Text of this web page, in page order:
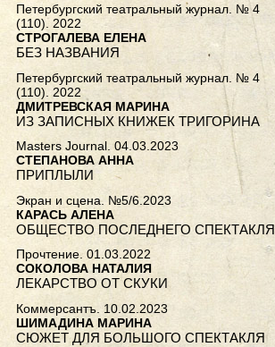
Петербургский театральный журнал. № 4
(110). 2022
СТРОГАЛЕВА ЕЛЕНА
БЕЗ НАЗВАНИЯ
Петербургский театральный журнал. № 4
(110). 2022
ДМИТРЕВСКАЯ МАРИНА
ИЗ ЗАПИСНЫХ КНИЖЕК ТРИГОРИНА
Masters Journal. 04.03.2023
СТЕПАНОВА АННА
ПРИПЛЫЛИ
Экран и сцена. №5/6.2023
КАРАСЬ АЛЕНА
ОБЩЕСТВО ПОСЛЕДНЕГО СПЕКТАКЛЯ
Прочтение. 01.03.2022
СОКОЛОВА НАТАЛИЯ
ЛЕКАРСТВО ОТ СКУКИ
Коммерсантъ. 10.02.2023
ШИМАДИНА МАРИНА
СЮЖЕТ ДЛЯ БОЛЬШОГО СПЕКТАКЛЯ